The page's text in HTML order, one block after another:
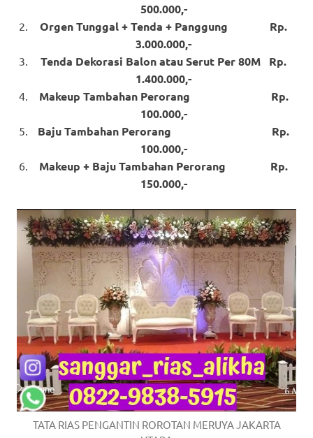
500.000,-
Orgen Tunggal + Tenda + Panggung Rp.
3.000.000,-
Tenda Dekorasi Balon atau Serut Per 80M Rp.
1.400.000,-
Makeup Tambahan Perorang Rp.
100.000,-
Baju Tambahan Perorang Rp.
100.000,-
Makeup + Baju Tambahan Perorang Rp.
150.000,-
TATA RIAS PENGANTIN ROROTAN MERUYA JAKARTA